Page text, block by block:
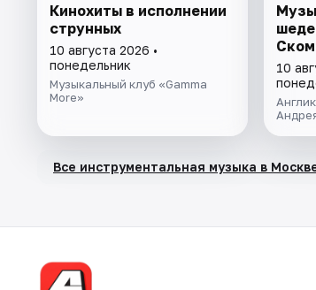
Кинохиты в исполнении
струнных
10 августа 2026 •
понедельник
Музыкальный клуб «Gamma
More»
10
Все инструментальная музыка в